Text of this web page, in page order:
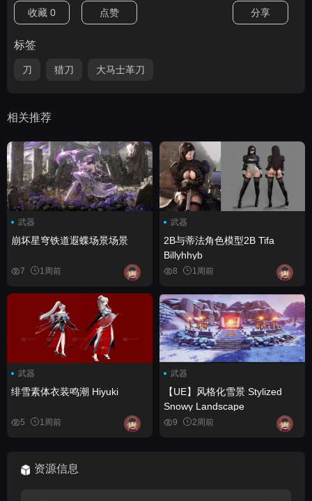
收藏 0 点赞 分享
标签
刀 猎刀 大马士革刀
相关推荐
武器
崩坏星穹铁道遐蝶场景场景
7 1周前
武器
2B与蒂法角色模型2B Tifa
Billyhhyb
8 1周前
武器
绯雪素体衣装鸣潮 Hiyuki
5 1周前
武器
【UE】风格化雪景 Stylized
Snowy Landscape
9 2周前
资源信息